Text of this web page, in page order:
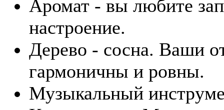
Аромат - вы любите
настроение.
Дерево - сосна. Ваши
гармоничны и ровны.
Музыкальный